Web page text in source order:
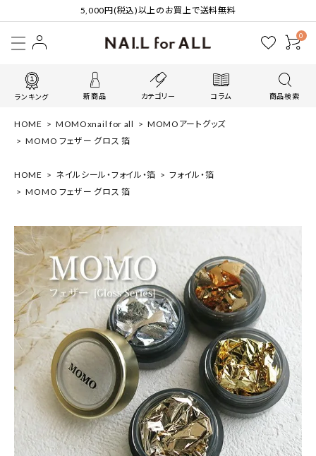
5,000円(税込)以上のお買上で送料無料
0
ランキング 新商品 カテゴリー コラム 商品検索
HOME MOMOxnail for all
MOMOアートグッズ
MOMO フェザー グロス 箔
HOME ネイルシール・フォイル・箔
フォイル・箔
MOMO フェザー グロス 箔